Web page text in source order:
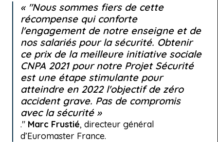
"Nous sommes fiers de cette
récompense qui conforte
l'engagement de notre enseigne et de
nos salariés pour la sécurité. Obtenir
ce prix de la meilleure initiative sociale
CNPA 2021 pour notre Projet Sécurité
est une étape stimulante pour
atteindre en 2022 l'objectif de zéro
accident grave. Pas de compromis
avec la sécurité
." Marc Frustié, directeur général
d’Euromaster France.